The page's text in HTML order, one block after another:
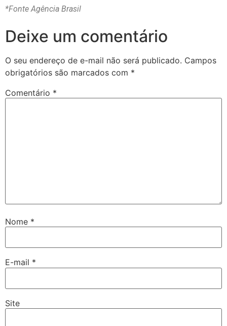
*Fonte Agência Brasil
Deixe um comentário
O seu endereço de e-mail não será publicado. Campos
obrigatórios são marcados com *
Comentário *
Nome *
E-mail *
Site